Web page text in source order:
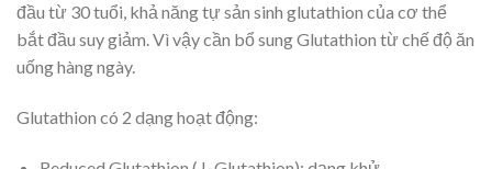
đầu từ 30 tuổi, khả năng tự sản sinh glutathion của cơ thể
bắt đầu suy giảm. Vì vậy cần bổ sung Glutathion từ chế độ ăn
uống hàng ngày.
Glutathion có 2 dạng hoạt động: